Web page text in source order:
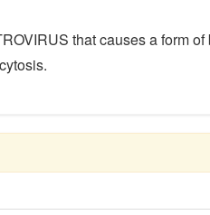
that causes a form